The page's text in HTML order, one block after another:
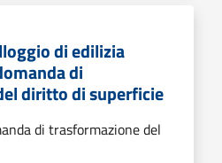
di edilizia
di
diritto di superficie
di trasformazione del